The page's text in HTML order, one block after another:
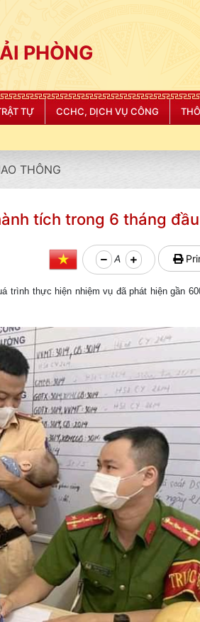
PHÒNG
TỰ CCHC, DỊCH VỤ CÔNG
THÔNG
tích trong 6 tháng
A
trình thực hiện nhiệm vụ đã phát hiện gần